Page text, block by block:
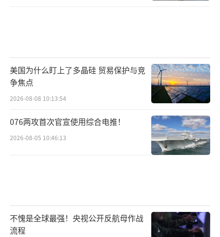
美国为什么盯上了多晶硅 贸易保护与竞
争焦点
2026-08-08 10:13:54
076两攻首次官宣使用综合电推！
2026-08-05 10:46:13
不愧是全球最强！央视公开反航母作战
流程